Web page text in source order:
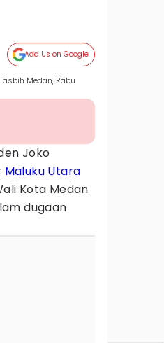
Add Us on Google
Medan, Rabu
Joko
Maluku Utara
Kota Medan
dugaan